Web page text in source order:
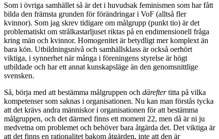
Som i övriga samhället så är det i huvudsak feminismen som har fått
bilda den främsta grunden för förändringar i VoF (alltså fler
kvinnor). Som jag skrev tidigare om målgrupp (punkt tio) är det
problematiskt om strålkastarljuset riktas på en endimensionell fråga
kring män och kvinnor. Homogenitet är betydligt mer komplext än
bara kön. Utbildningsnivå och samhällsklass är också oerhört
viktiga, i synnerhet när många i föreningens styrelse är högt
utbildade och har ett annat kunskapsläge än den genomsnittlige
svensken.
Så, börja med att bestämma målgruppen och däreftertitta på vilka
kompetenser som saknas i organisationen. Nu kan man förstås tycka
att det krävs andra människor i organisationen för att bestämma
målgruppen, och det därmed finns ett moment 22, men då är ni ju
medvetna om problemet och behöver bara åtgärda det. Det viktiga är
att det finns en rationalitet bakom åtgärden, inte att den är